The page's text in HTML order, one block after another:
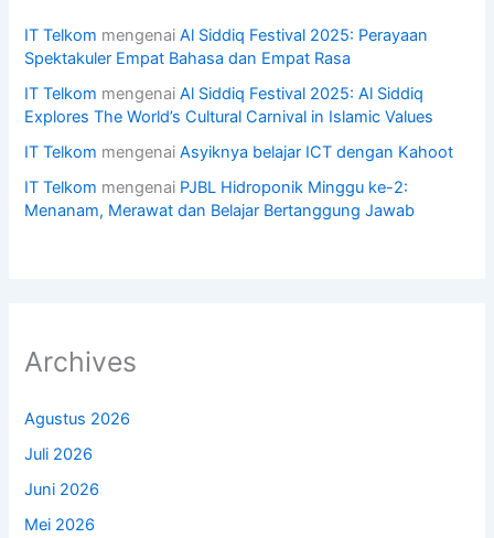
IT Telkom mengenaiAl Siddiq Festival 2025: Perayaan
Spektakuler Empat Bahasa dan Empat Rasa
IT Telkom mengenaiAl Siddiq Festival 2025: Al Siddiq
Explores The World’s Cultural Carnival in Islamic Values
IT Telkom mengenaiAsyiknya belajar ICT dengan Kahoot
IT Telkom mengenai PJBL Hidroponik Minggu ke-2:
Menanam, Merawat dan Belajar Bertanggung Jawab
Archives
Agustus 2026
Juli 2026
Juni 2026
Mei 2026